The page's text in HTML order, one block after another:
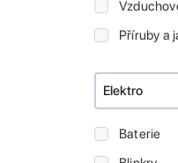
Příruby a
Elektro
Baterie